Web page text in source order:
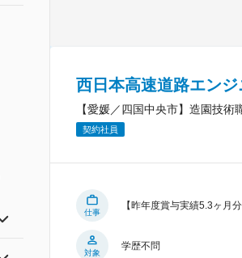
西日本高速道路エン
【愛媛／四国中央市】造園技
契約社員
仕事
【昨年度賞与実績5.3ヶ月
対象
学歴不問